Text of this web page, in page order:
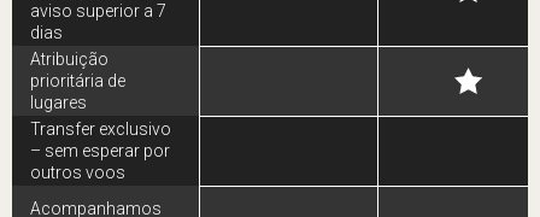
aviso superior a 7
dias
Atribuição
prioritária de
lugares
Transfer exclusivo
– sem esperar por
outros voos
Acompanhamos